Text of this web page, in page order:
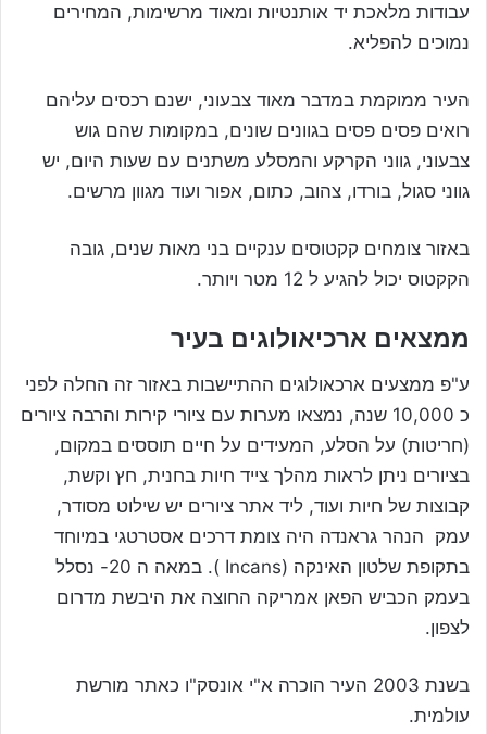
עבודות מלאכת יד אותנטיות ומאוד מרשימות, המחירים
נמוכים להפליא.
העיר ממוקמת במדבר מאוד צבעוני, ישנם רכסים עליהם
רואים פסים פסים בגוונים שונים, במקומות שהם גוש
צבעוני, גווני הקרקע והמסלע משתנים עם שעות היום, יש
גווני סגול, בורדו, צהוב, כתום, אפור ועוד מגוון מרשים.
באזור צומחים קקטוסים ענקיים בני מאות שנים, גובה
הקקטוס יכול להגיע ל 12 מטר ויותר.
ממצאים ארכיאולוגים בעיר
ע"פ ממצעים ארכאולוגים ההתיישבות באזור זה החלה לפני
כ 10,000 שנה, נמצאו מערות עם ציורי קירות והרבה ציורים
(חריטות) על הסלע, המעידים על חיים תוססים במקום,
בציורים ניתן לראות מהלך צייד חיות בחנית, חץ וקשת,
קבוצות של חיות ועוד, ליד אתר ציורים יש שילוט מסודר,
עמק הנהר גראנדה היה צומת דרכים אסטרטגי במיוחד
בתקופת שלטון האינקה (Incans ). במאה ה 20- נסלל
בעמק הכביש הפאן אמריקה החוצה את היבשת מדרום
לצפון.
בשנת 2003 העיר הוכרה א"י אונסק"ו כאתר מורשת
עולמית.